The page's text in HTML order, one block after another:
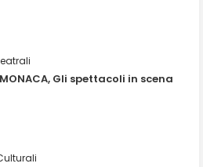
MONACA, Gli spettacoli in scena